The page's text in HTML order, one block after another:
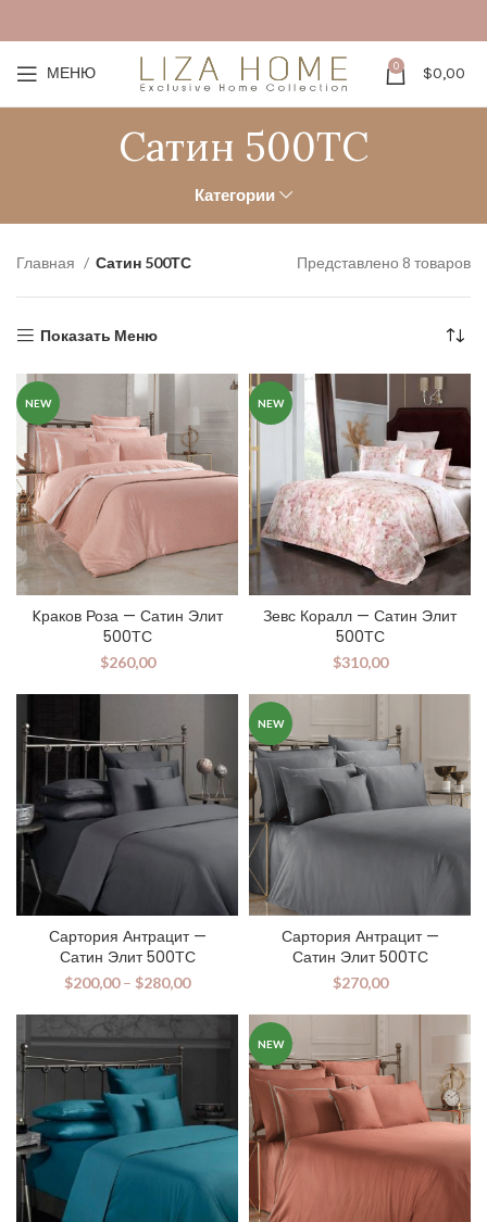
МЕНЮ 0 $0,00
Сатин 500ТС
Категории
Главная Сатин 500ТС Представлено 8 товаров
Показать Меню
NEW
Kраков Роза — Сатин Элит
500ТС
$260,00
NEW
Зевс Коралл — Сатин Элит
500ТС
$310,00
Сартория Антрацит —
Сатин Элит 500ТС
$200,00– $280,00
NEW
Сартория Антрацит —
Сатин Элит 500ТС
$270,00
NEW